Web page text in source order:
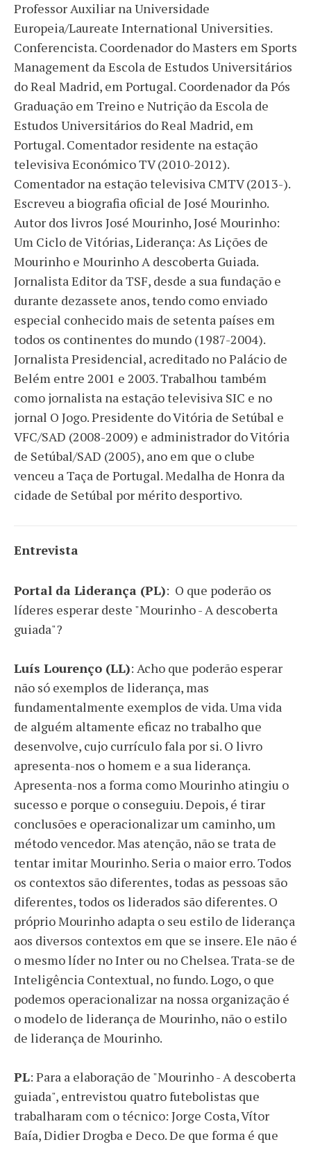
Professor Auxiliar na Universidade
Europeia/Laureate International Universities.
Conferencista. Coordenador do Masters em Sports
Management da Escola de Estudos Universitários
do Real Madrid, em Portugal. Coordenador da Pós
Graduação em Treino e Nutrição da Escola de
Estudos Universitários do Real Madrid, em
Portugal. Comentador residente na estação
televisiva Económico TV (2010-2012).
Comentador na estação televisiva CMTV (2013-).
Escreveu a biografia oficial de José Mourinho.
Autor dos livros José Mourinho, José Mourinho:
Um Ciclo de Vitórias, Liderança: As Lições de
Mourinho e Mourinho A descoberta Guiada.
Jornalista Editor da TSF, desde a sua fundação e
durante dezassete anos, tendo como enviado
especial conhecido mais de setenta países em
todos os continentes do mundo (1987-2004).
Jornalista Presidencial, acreditado no Palácio de
Belém entre 2001 e 2003. Trabalhou também
como jornalista na estação televisiva SIC e no
jornal O Jogo. Presidente do Vitória de Setúbal e
VFC/SAD (2008-2009) e administrador do Vitória
de Setúbal/SAD (2005), ano em que o clube
venceu a Taça de Portugal. Medalha de Honra da
cidade de Setúbal por mérito desportivo.
Entrevista
Portal da Liderança (PL): O que poderão os
líderes esperar deste "Mourinho - A descoberta
guiada"?
Luís Lourenço (LL): Acho que poderão esperar
não só exemplos de liderança, mas
fundamentalmente exemplos de vida. Uma vida
de alguém altamente eficaz no trabalho que
desenvolve, cujo currículo fala por si. O livro
apresenta-nos o homem e a sua liderança.
Apresenta-nos a forma como Mourinho atingiu o
sucesso e porque o conseguiu. Depois, é tirar
conclusões e operacionalizar um caminho, um
método vencedor. Mas atenção, não se trata de
tentar imitar Mourinho. Seria o maior erro. Todos
os contextos são diferentes, todas as pessoas são
diferentes, todos os liderados são diferentes. O
próprio Mourinho adapta o seu estilo de liderança
aos diversos contextos em que se insere. Ele não é
o mesmo líder no Inter ou no Chelsea. Trata-se de
Inteligência Contextual, no fundo. Logo, o que
podemos operacionalizar na nossa organização é
o modelo de liderança de Mourinho, não o estilo
de liderança de Mourinho.
PL: Para a elaboração de "Mourinho - A descoberta
guiada", entrevistou quatro futebolistas que
trabalharam com o técnico: Jorge Costa, Vítor
Baía, Didier Drogba e Deco. De que forma é que